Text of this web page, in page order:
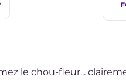
le chou-fleur...